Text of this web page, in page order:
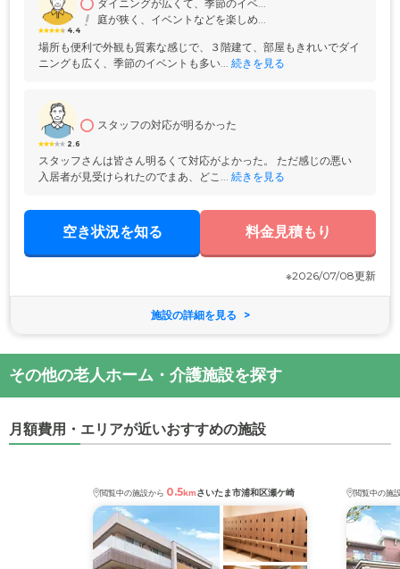
4.4
ダイニングが広くて、季節のイベ...
庭が狭く、イベントなどを楽しめ...
場所も便利で外観も質素な感じで、３階建て、部屋もきれいでダイ
ニングも広く、季節のイベントも多い... 続きを見る
2.6
スタッフの対応が明るかった
スタッフさんは皆さん明るくて対応がよかった。 ただ感じの悪い
入居者が見受けられたのでまあ、どこ... 続きを見る
空き状況を知る 料金見積もり
※2026/07/08更新
施設の詳細を見る
その他の老人ホーム・介護施設を探す
月額費用・エリアが近いおすすめの施設
閲覧中の施設から 0.5kmさいたま市浦和区瀬ケ崎 閲覧中の施